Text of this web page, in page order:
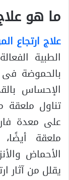
ما هو
علاج ارتجاع
الطبية
بالحموضة فى
الإحساس
تناول
على معدة
ملعقة
الأحماض
يقلل من آثار